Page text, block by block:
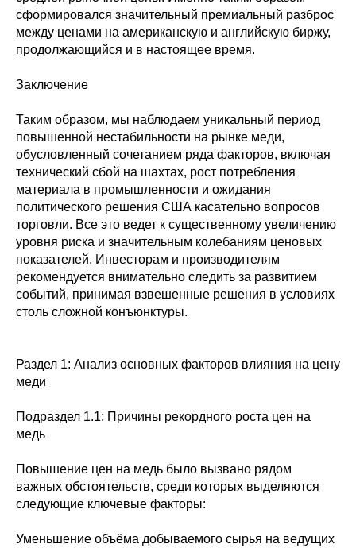
сформировался значительный премиальный разброс
между ценами на американскую и английскую биржу,
продолжающийся и в настоящее время.
Заключение
Таким образом, мы наблюдаем уникальный период
повышенной нестабильности на рынке меди,
обусловленный сочетанием ряда факторов, включая
технический сбой на шахтах, рост потребления
материала в промышленности и ожидания
политического решения США касательно вопросов
торговли. Все это ведет к существенному увеличению
уровня риска и значительным колебаниям ценовых
показателей. Инвесторам и производителям
рекомендуется внимательно следить за развитием
событий, принимая взвешенные решения в условиях
столь сложной конъюнктуры.
Раздел 1: Анализ основных факторов влияния на цену
меди
Подраздел 1.1: Причины рекордного роста цен на
медь
Повышение цен на медь было вызвано рядом
важных обстоятельств, среди которых выделяются
следующие ключевые факторы:
Уменьшение объёма добываемого сырья на ведущих